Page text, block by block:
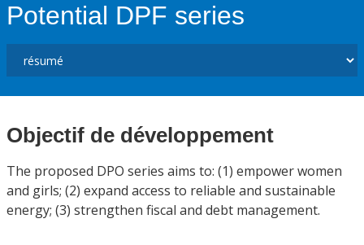
Potential DPF series
Objectif de développement
The proposed DPO series aims to: (1) empower women
and girls; (2) expand access to reliable and sustainable
energy; (3) strengthen fiscal and debt management.